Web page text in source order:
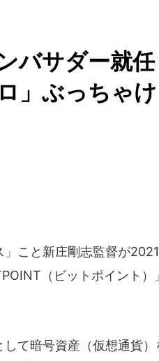
バサダー就
」ぶっちゃけ
こと新庄剛志監督が
（ビットポイント）
て暗号資産（仮想通貨）